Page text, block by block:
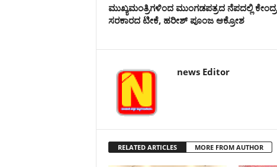
ಮುಖ್ಯಮಂತ್ರಿಗಳಿಂದ ಮುಂಗಡಪತ್ರದ ನೆಪದಲ್ಲಿ ಕೇಂದ್ರ
ಸರಕಾರದ ಟೀಕೆ, ಹರೀಶ್ ಪೂಂಜ ಆಕ್ರೋಶ
news Editor
RELATED ARTICLES MORE FROM AUTHOR